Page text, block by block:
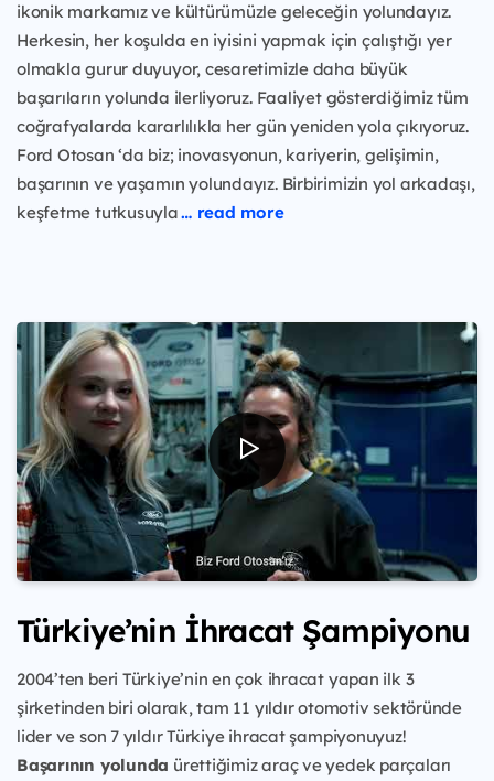
ikonik markamız ve kültürümüzle geleceğin yolundayız.
Herkesin, her koşulda en iyisini yapmak için çalıştığı yer
olmakla gurur duyuyor, cesaretimizle daha büyük
başarıların yolunda ilerliyoruz. Faaliyet gösterdiğimiz tüm
coğrafyalarda kararlılıkla her gün yeniden yola çıkıyoruz.
Ford Otosan ‘da biz; inovasyonun, kariyerin, gelişimin,
başarının ve yaşamın yolundayız. Birbirimizin yol arkadaşı,
keşfetme tutkusuyla… read more
Türkiye’nin İhracat Şampiyonu
2004’ten beri Türkiye’nin en çok ihracat yapan ilk 3
şirketinden biri olarak, tam 11 yıldır otomotiv sektöründe
lider ve son 7 yıldır Türkiye ihracat şampiyonuyuz!
Başarının yolunda ürettiğimiz araç ve yedek parçaları